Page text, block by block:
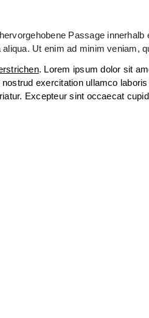
Passage
Ut enim ad minim veniam,
. Lorem ipsum dolor sit
exercitation ullamco
Excepteur sint occaecat